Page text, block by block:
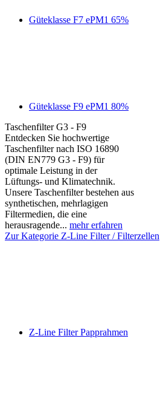
Güteklasse F7 ePM1 65%
Güteklasse F9 ePM1 80%
Taschenfilter G3 - F9
Entdecken Sie hochwertige
Taschenfilter nach ISO 16890
(DIN EN779 G3 - F9) für
optimale Leistung in der
Lüftungs- und Klimatechnik.
Unsere Taschenfilter bestehen aus
synthetischen, mehrlagigen
Filtermedien, die eine
herausragende... mehr erfahren
Zur Kategorie Z-Line Filter / Filterzellen
Z-Line Filter Papprahmen